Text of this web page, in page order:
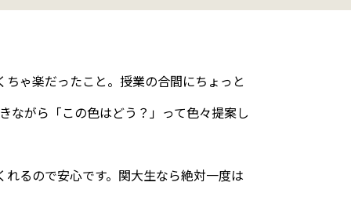
ゃ楽だったこと。授業の合間にちょっと
ながら「この色はどう？」って色々提案し
るので安心です。関大生なら絶対一度は